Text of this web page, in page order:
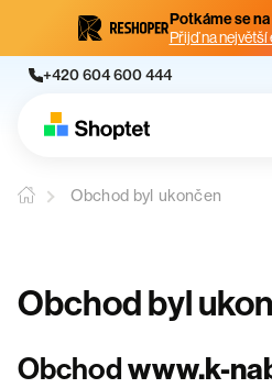
Potkáme se na
Přijď na
+420 604 600 444
Obchod byl ukončen
Obchod byl
Obchodwww.k-